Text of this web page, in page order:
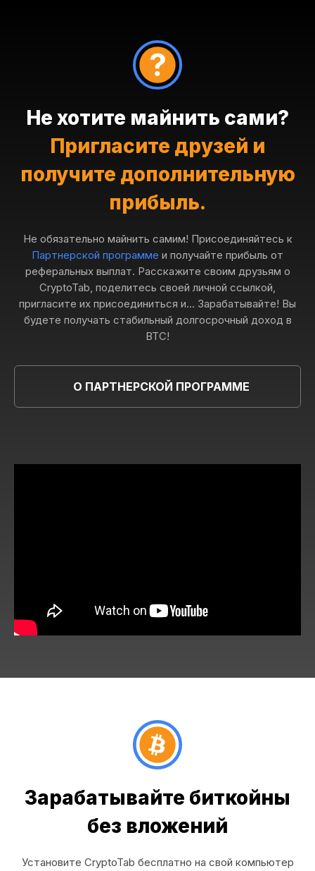
Не хотите майнить сами?
Пригласите друзей и
получите дополнительную
прибыль.
Не обязательно майнить самим! Присоединяйтесь к
Партнерской программе и получайте прибыль от
реферальных выплат. Расскажите своим друзьям о
CryptoTab, поделитесь своей личной ссылкой,
пригласите их присоединиться и... Зарабатывайте! Вы
будете получать стабильный долгосрочный доход в
BTC!
О ПАРТНЕРСКОЙ ПРОГРАММЕ
Зарабатывайте биткойны
без вложений
Установите CryptoTab бесплатно на свой компьютер